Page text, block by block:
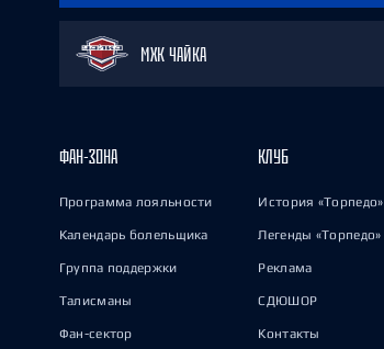
МХК ЧАЙКА
ФАН-ЗОНА
Программа лояльности
Календарь болельщика
Группа поддержки
Талисманы
Фан-сектор
КЛУБ
История «Торпедо»
Легенды «Торпедо»
Реклама
СДЮШОР
Контакты